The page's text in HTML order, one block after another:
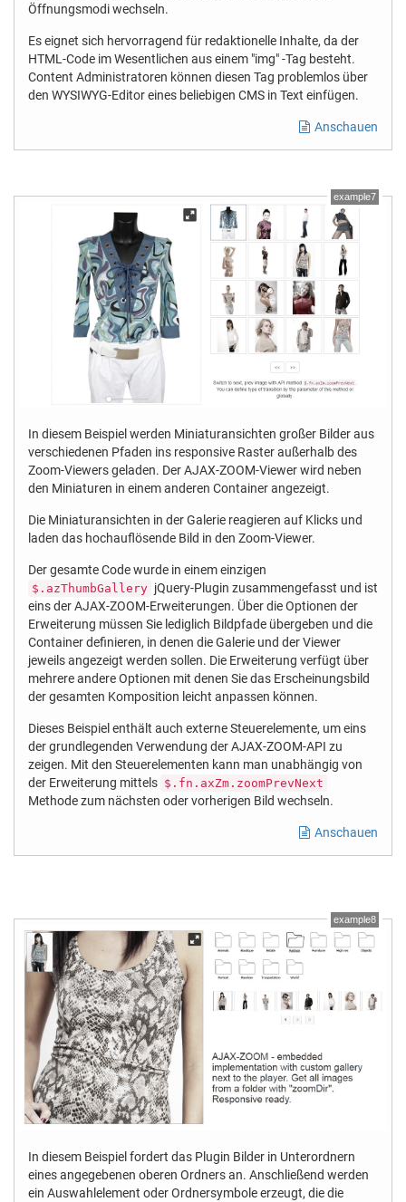
Öffnungsmodi wechseln.
Es eignet sich hervorragend für redaktionelle Inhalte, da der
HTML-Code im Wesentlichen aus einem "img" -Tag besteht.
Content Administratoren können diesen Tag problemlos über
den WYSIWYG-Editor eines beliebigen CMS in Text einfügen.
Anschauen
example7
In diesem Beispiel werden Miniaturansichten großer Bilder aus
verschiedenen Pfaden ins responsive Raster außerhalb des
Zoom-Viewers geladen. Der AJAX-ZOOM-Viewer wird neben
den Miniaturen in einem anderen Container angezeigt.
Die Miniaturansichten in der Galerie reagieren auf Klicks und
laden das hochauflösende Bild in den Zoom-Viewer.
Der gesamte Code wurde in einem einzigen
$.azThumbGallery jQuery-Plugin zusammengefasst und ist
eins der AJAX-ZOOM-Erweiterungen. Über die Optionen der
Erweiterung müssen Sie lediglich Bildpfade übergeben und die
Container definieren, in denen die Galerie und der Viewer
jeweils angezeigt werden sollen. Die Erweiterung verfügt über
mehrere andere Optionen mit denen Sie das Erscheinungsbild
der gesamten Komposition leicht anpassen können.
Dieses Beispiel enthält auch externe Steuerelemente, um eins
der grundlegenden Verwendung der AJAX-ZOOM-API zu
zeigen. Mit den Steuerelementen kann man unabhängig von
der Erweiterung mittels $.fn.axZm.zoomPrevNext
Methode zum nächsten oder vorherigen Bild wechseln.
Anschauen
example8
In diesem Beispiel fordert das Plugin Bilder in Unterordnern
eines angegebenen oberen Ordners an. Anschließend werden
ein Auswahlelement oder Ordnersymbole erzeugt, die die